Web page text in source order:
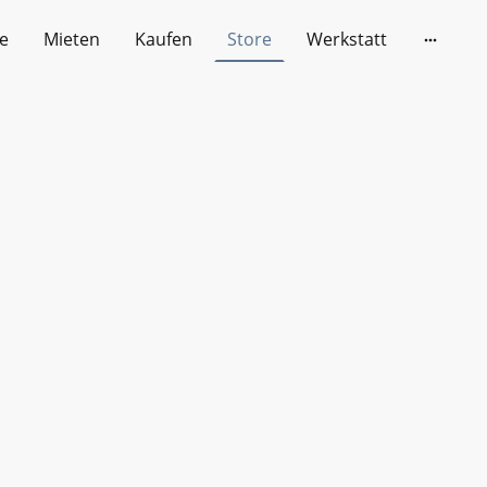
Mieten Kaufen Store Werkstatt